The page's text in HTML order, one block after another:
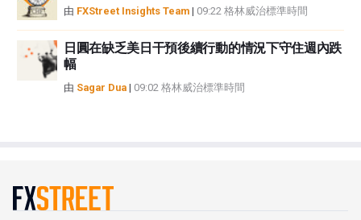
由 FXStreet Insights Team | 09:22 格林威治標準時間
日圓在缺乏美日干預後續行動的情況下守住週內跌
幅
由 Sagar Dua | 09:02 格林威治標準時間